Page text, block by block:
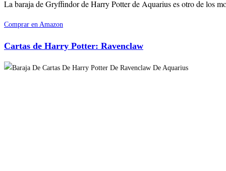
La baraja de Gryffindor de Harry Potter de Aquarius es otro de los
Comprar en Amazon
Cartas de Harry Potter: Ravenclaw